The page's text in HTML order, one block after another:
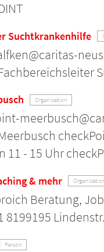
Suchtkrankenhilfe
Organisation
11 - 15 Uhr
& mehr
Beratung,
8199195
Person